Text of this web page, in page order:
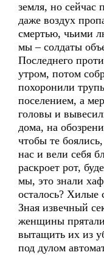
земля, но сейчас
даже воздух
смертью, чьими
мы – солдаты
Последнего
утром, потом
похоронили
поселением, а
головы и
дома, на
чтобы те
нас и вели себя
раскроет рот,
мы, это знали
осталось? Хилые
Зная извечный
женщины
вытащить их из
под дулом